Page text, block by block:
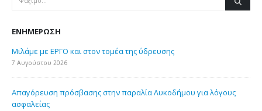
ΕΝΗΜΈΡΩΣΗ
Μιλάμε με ΕΡΓΟ και στον τομέα της ύδρευσης
7 Αυγούστου 2026
Απαγόρευση πρόσβασης στην παραλία Λυκοδήμου για λόγους
ασφαλείας